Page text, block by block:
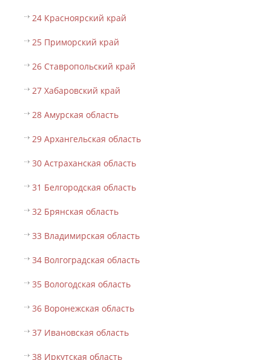
24 Красноярский край
25 Приморский край
26 Ставропольский край
27 Хабаровский край
28 Амурская область
29 Архангельская область
30 Астраханская область
31 Белгородская область
32 Брянская область
33 Владимирская область
34 Волгоградская область
35 Вологодская область
36 Воронежская область
37 Ивановская область
38 Иркутская область